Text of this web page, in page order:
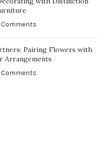
Comments
Pairing Flowers with
Arrangements
Comments